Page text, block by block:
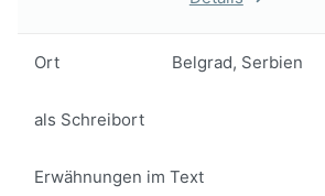
Ort Belgrad, Serbien
als Schreibort
Erwähnungen im Text